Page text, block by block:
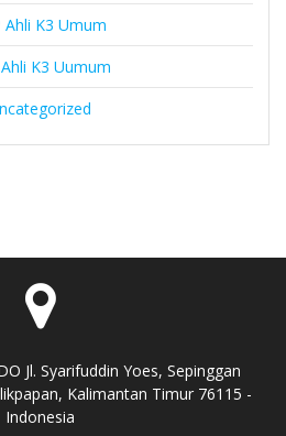
Ahli K3 Umum
K3 Uumum
Jl. Syarifuddin Yoes, Sepinggan
Kalimantan Timur 76115 -
Indonesia